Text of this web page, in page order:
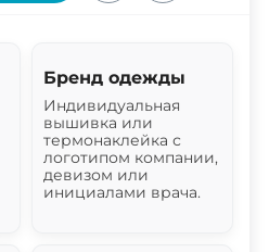
Бренд одежды
Индивидуальная
вышивка или
термонаклейка с
логотипом компании,
девизом или
инициалами врача.